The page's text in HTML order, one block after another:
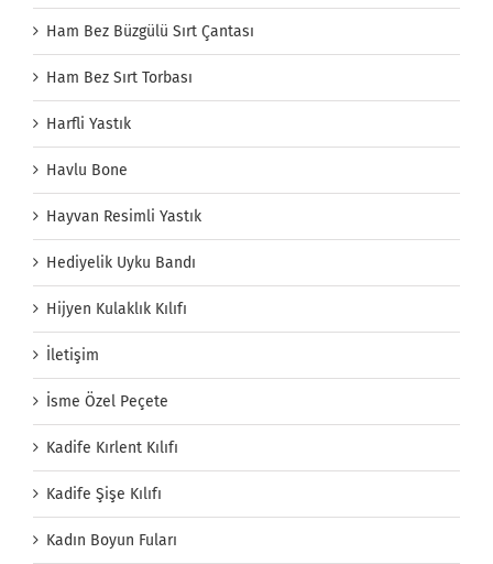
Ham Bez Büzgülü Sırt Çantası
Ham Bez Sırt Torbası
Harfli Yastık
Havlu Bone
Hayvan Resimli Yastık
Hediyelik Uyku Bandı
Hijyen Kulaklık Kılıfı
İletişim
İsme Özel Peçete
Kadife Kırlent Kılıfı
Kadife Şişe Kılıfı
Kadın Boyun Fuları